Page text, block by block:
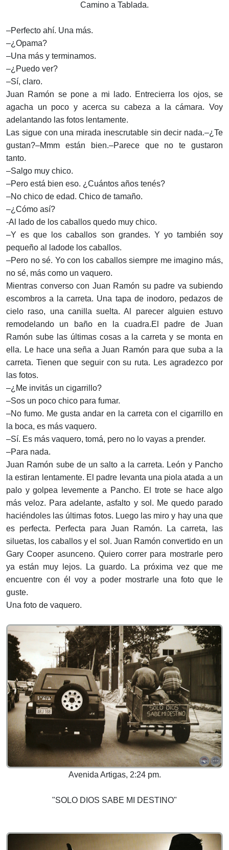
Camino a Tablada.
–Perfecto ahí. Una más.
–¿Opama?
–Una más y terminamos.
–¿Puedo ver?
–Sí, claro.
Juan Ramón se pone a mi lado. Entrecierra los ojos, se
agacha un poco y acerca su cabeza a la cámara. Voy
adelantando las fotos lentamente.
Las sigue con una mirada inescrutable sin decir nada.–¿Te
gustan?–Mmm están bien.–Parece que no te gustaron
tanto.
–Salgo muy chico.
–Pero está bien eso. ¿Cuántos años tenés?
–No chico de edad. Chico de tamaño.
–¿Cómo así?
-Al lado de los caballos quedo muy chico.
–Y es que los caballos son grandes. Y yo también soy
pequeño al ladode los caballos.
–Pero no sé. Yo con los caballos siempre me imagino más,
no sé, más como un vaquero.
Mientras converso con Juan Ramón su padre va subiendo
escombros a la carreta. Una tapa de inodoro, pedazos de
cielo raso, una canilla suelta. Al parecer alguien estuvo
remodelando un baño en la cuadra.El padre de Juan
Ramón sube las últimas cosas a la carreta y se monta en
ella. Le hace una seña a Juan Ramón para que suba a la
carreta. Tienen que seguir con su ruta. Les agradezco por
las fotos.
–¿Me invitás un cigarrillo?
–Sos un poco chico para fumar.
–No fumo. Me gusta andar en la carreta con el cigarrillo en
la boca, es más vaquero.
–Sí. Es más vaquero, tomá, pero no lo vayas a prender.
–Para nada.
Juan Ramón sube de un salto a la carreta. León y Pancho
la estiran lentamente. El padre levanta una piola atada a un
palo y golpea levemente a Pancho. El trote se hace algo
más veloz. Para adelante, asfalto y sol. Me quedo parado
haciéndoles las últimas fotos. Luego las miro y hay una que
es perfecta. Perfecta para Juan Ramón. La carreta, las
siluetas, los caballos y el sol. Juan Ramón convertido en un
Gary Cooper asunceno. Quiero correr para mostrarle pero
ya están muy lejos. La guardo. La próxima vez que me
encuentre con él voy a poder mostrarle una foto que le
guste.
Una foto de vaquero.
Avenida Artigas, 2:24 pm.
"SOLO DIOS SABE MI DESTINO"